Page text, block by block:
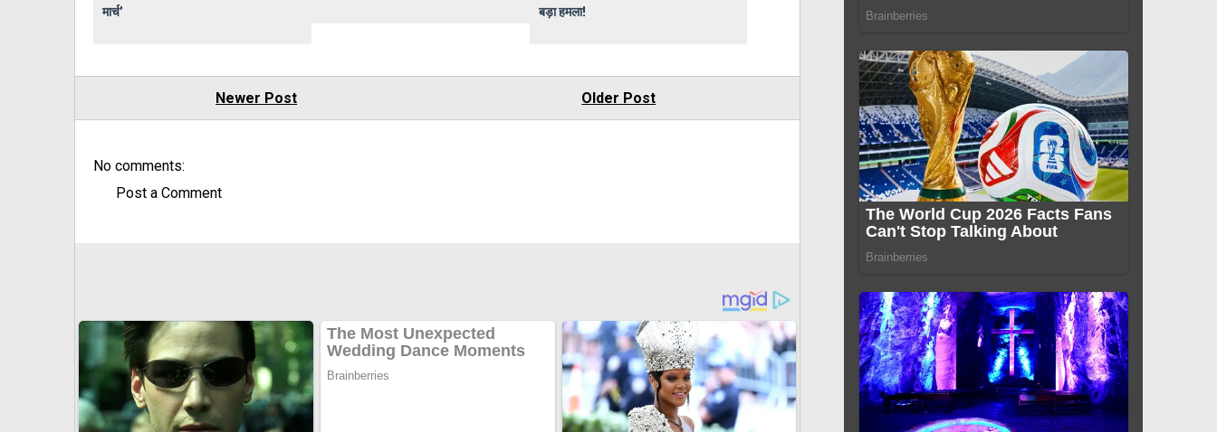
मार्च'
बड़ा हमला!
Newer Post Older Post
No comments:
Post a Comment